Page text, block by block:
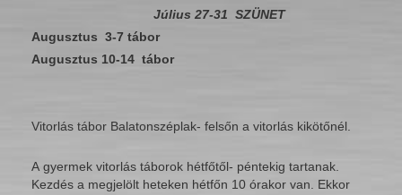
Július 27-31 SZÜNET
Augusztus 3-7 tábor
Augusztus 10-14 tábor
Vitorlás tábor Balatonszéplak- felsőn a vitorlás kikötőnél.
A gyermek vitorlás táborok hétfőtől- péntekig tartanak.
Kezdés a megjelölt heteken hétfőn 10 órakor van. Ekkor